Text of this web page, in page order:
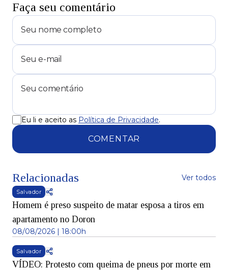
Faça seu comentário
Eu li e aceito as Política de Privacidade.
COMENTAR
Relacionadas Ver todos
Salvador
Homem é preso suspeito de matar esposa a tiros em
apartamento no Doron
08/08/2026 | 18:00h
Salvador
VÍDEO: Protesto com queima de pneus por morte em